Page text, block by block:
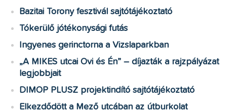
Bazitai Torony fesztivál sajtótájékoztató
Tókerülő jótékonysági futás
Ingyenes gerinctorna a Vizslaparkban
„A MIKES utcai Ovi és Én” – díjazták a rajzpályázat
legjobbjait
DIMOP PLUSZ projektindító sajtótájékoztató
Elkezdődött a Mező utcában az útburkolat